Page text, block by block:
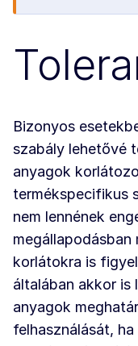
Bizonyos
szabály lehetővé
anyagok
termékspecifikus
nem lennének
korlátokra is
általában akkor is
anyagok
felhasználását,